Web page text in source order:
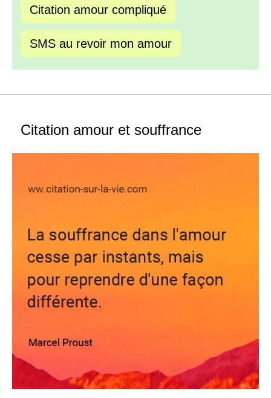
Citation amour compliqué
SMS au revoir mon amour
Citation amour et souffrance